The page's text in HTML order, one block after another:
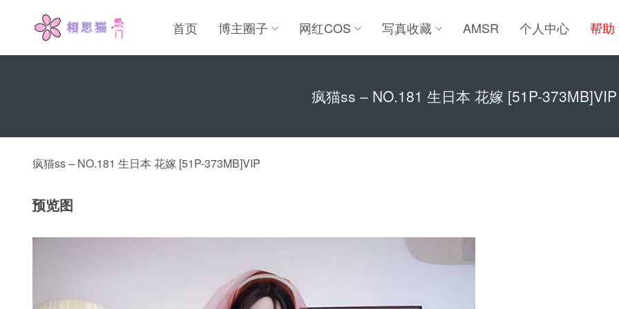
首页 博主圈子 网红COS 写真收藏 AMSR 个人中心 帮助
疯猫ss – NO.181 生日本 花嫁 [51P-373MB]VIP
疯猫ss – NO.181 生日本 花嫁 [51P-373MB]VIP
预览图